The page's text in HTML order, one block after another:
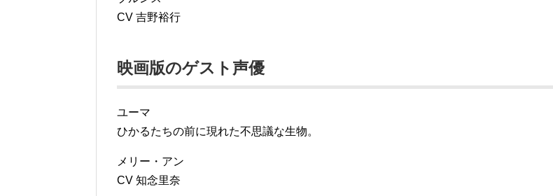
CV 吉野裕行
映画版のゲスト声優
ユーマ
ひかるたちの前に現れた不思議な生物。
メリー・アン
CV 知念里奈